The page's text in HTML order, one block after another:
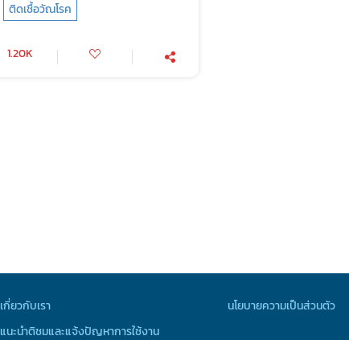
ติดเชื้อวัณโรค
1.20K
เกี่ยวกับเรา
แนะนำติชมและแจ้งปัญหาการใช้งาน
นโยบายความเป็นส่วนตัว